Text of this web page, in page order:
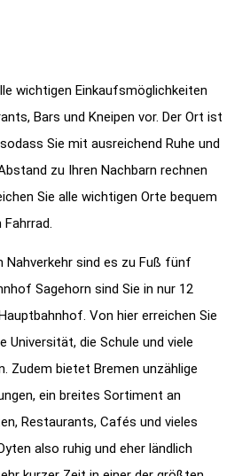
wichtigen Einkaufsmöglichkeiten
Bars und Kneipen vor. Der Ort ist
Sie mit ausreichend Ruhe und
zu Ihren Nachbarn rechnen
Sie alle wichtigen Orte bequem
sind es zu Fuß fünf
Sagehorn sind Sie in nur 12
Von hier erreichen Sie
Universität, die Schule und viele
Zudem bietet Bremen unzählige
ein breites Sortiment an
Restaurants, Cafés und vieles
also ruhig und eher ländlich